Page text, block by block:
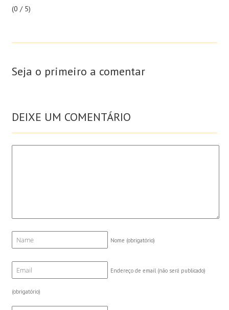
(0 / 5)
Seja o primeiro a comentar
DEIXE UM COMENTÁRIO
Nome (obrigatório)
Endereço de email (não será publicado)
(obrigatório)